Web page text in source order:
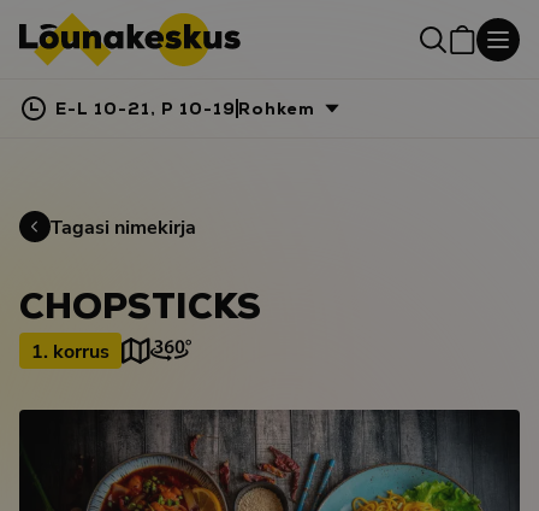
E-L 10-21, P 10-19 Rohkem
Tagasi nimekirja
CHOPSTICKS
1. korrus